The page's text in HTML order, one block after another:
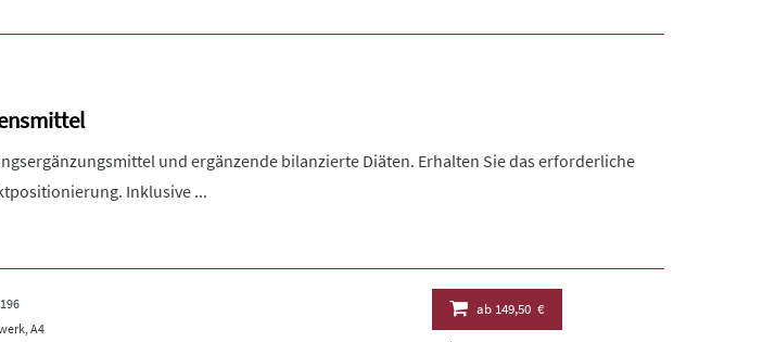
und ergänzende bilanzierte Diäten. Erhalten Sie das erforderliche
Inklusive ...
A4
ab149,50 €